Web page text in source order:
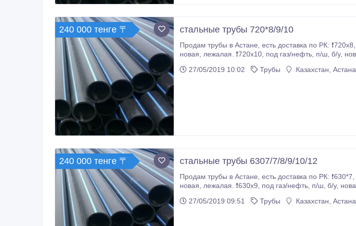
240 000 тенге 〒 стальные трубы 720*8/9/10
Продам трубы в Астане, есть доставка по РК: ❗720х8, под газ/нефть, п/ш, б/у, новая, лежалая. ❗720х9, под газ/нефть, п/ш, б/у,
27/05/2019 10:02
Трубы Казахстан, Астана
240 000 тенге 〒 стальные трубы 6307/7/8/9/10/12
Продам трубы в Астане, есть доставка по РК: ❗630*7, под газ/нефть, п/ш, б/у, новая, лежалая. ❗630х8, под газ/нефть, п/ш, б/у,
новая, лежалая. ❗630х9, под газ/нефть, п/ш, б/у, новая, лежалая. ❗630х10, под газ/нефть, п/ш, б/у, новая, лежалая. ❗630х11, под
27/05/2019 09:51
Трубы Казахстан, Астана